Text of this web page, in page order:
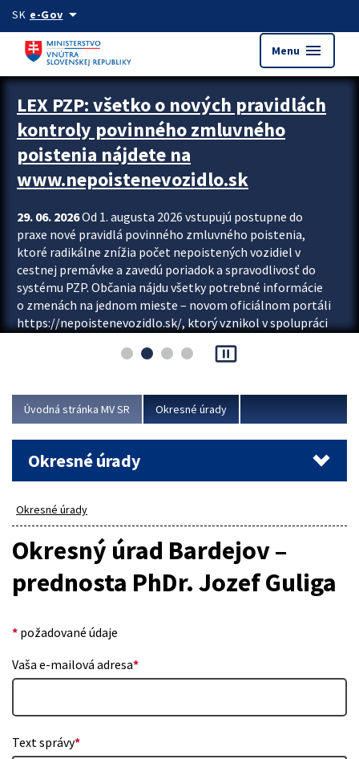
Preskocit na hlavný obsah
SK e-Govarrow_drop_down
Menu menu
Zastavit automatický posun upútavok
LEX PZP: všetko o nových pravidlách
kontroly povinného zmluvného
poistenia nájdete na
www.nepoistenevozidlo.sk
29. 06. 2026Od 1. augusta 2026 vstupujú postupne do
praxe nové pravidlá povinného zmluvného poistenia,
ktoré radikálne znížia počet nepoistených vozidiel v
cestnej premávke a zavedú poriadok a spravodlivosť do
systému PZP. Občania nájdu všetky potrebné informácie
o zmenách na jednom mieste – novom oficiálnom portáli
https://nepoistenevozidlo.sk/, ktorý vznikol v spolupráci
asociácie poisťovní (SLASPO) a Ministerstva vnútra SR.
Viac
pause_presentation
Úvodná stránka MV SR Okresné úrady
Okresné úrady
Okresné úrady
Okresný úrad Bardejov –
prednosta PhDr. Jozef Guliga
* požadované údaje
Vaša e-mailová adresa*
Text správy*